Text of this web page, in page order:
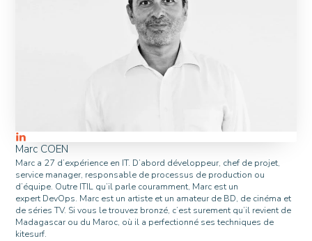
Marc COEN
Marc a 27 d’expérience en IT. D’abord développeur, chef de projet,
service manager, responsable de processus de production ou
d’équipe. Outre ITIL qu’il parle couramment, Marc est un
expert DevOps. Marc est un artiste et un amateur de BD, de cinéma et
de séries TV. Si vous le trouvez bronzé, c’est surement qu’il revient de
Madagascar ou du Maroc, où il a perfectionné ses techniques de
kitesurf.